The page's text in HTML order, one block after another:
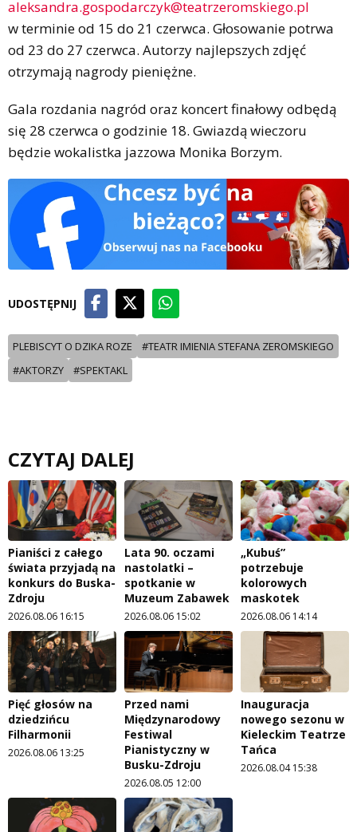
aleksandra.gospodarczyk@teatrzeromskiego.pl
w terminie od 15 do 21 czerwca. Głosowanie potrwa
od 23 do 27 czerwca. Autorzy najlepszych zdjęć
otrzymają nagrody pieniężne.
Gala rozdania nagród oraz koncert finałowy odbędą
się 28 czerwca o godzinie 18. Gwiazdą wieczoru
będzie wokalistka jazzowa Monika Borzym.
UDOSTĘPNIJ
PLEBISCYT O DZIKA ROZE
#TEATR IMIENIA STEFANA ZEROMSKIEGO
#AKTORZY
#SPEKTAKL
CZYTAJ DALEJ
Pianiści z całego
świata przyjadą na
konkurs do Buska-
Zdroju
2026.08.06 16:15
Lata 90. oczami
nastolatki –
spotkanie w
Muzeum Zabawek
2026.08.06 15:02
„Kubuś”
potrzebuje
kolorowych
maskotek
2026.08.06 14:14
Pięć głosów na
dziedzińcu
Filharmonii
2026.08.06 13:25
Przed nami
Międzynarodowy
Festiwal
Pianistyczny w
Busku-Zdroju
2026.08.05 12:00
Inauguracja
nowego sezonu w
Kieleckim Teatrze
Tańca
2026.08.04 15:38